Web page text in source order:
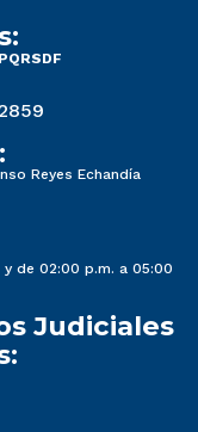
PQRSDF
Reyes Echandía
de 02:00 p.m. a 05:00
Judiciales